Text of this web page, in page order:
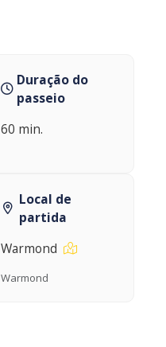
Duração do
passeio
60 min.
Local de
partida
Warmond
Warmond